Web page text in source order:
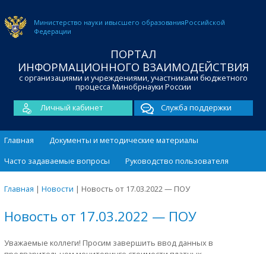
Министерство науки ивысшего образованияРоссийской
Федерации
ПОРТАЛ
ИНФОРМАЦИОННОГО ВЗАИМОДЕЙСТВИЯ
с организациями и учреждениями, участниками бюджетного
процесса Минобрнауки России
Личный кабинет
Служба поддержки
Главная
Документы и методические материалы
Часто задаваемые вопросы
Руководство пользователя
Главная | Новости | Новость от 17.03.2022 — ПОУ
Новость от 17.03.2022 — ПОУ
Уважаемые коллеги! Просим завершить ввод данных в